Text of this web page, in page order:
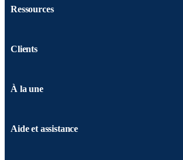
Ressources
Clients
À la une
Aide et assistance